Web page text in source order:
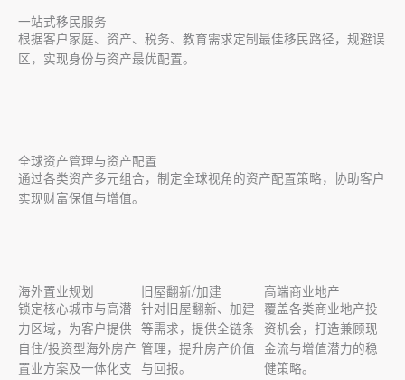
一站式移民服务
根据客户家庭、资产、税务、教育需求定制最佳移民路径，规避误
区，实现身份与资产最优配置。
全球资产管理与资产配置
通过各类资产多元组合，制定全球视角的资产配置策略，协助客户
实现财富保值与增值。
海外置业规划
锁定核心城市与高潜
力区域，为客户提供
自住/投资型海外房产
置业方案及一体化支
旧屋翻新/加建
针对旧屋翻新、加建
等需求，提供全链条
管理，提升房产价值
与回报。
高端商业地产
覆盖各类商业地产投
资机会，打造兼顾现
金流与增值潜力的稳
健策略。